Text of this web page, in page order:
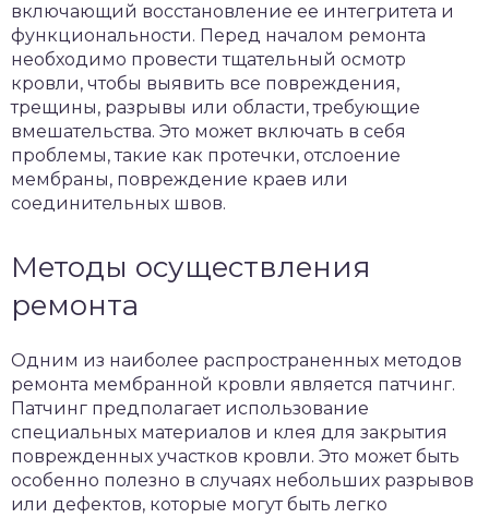
включающий восстановление ее интегритета и
функциональности. Перед началом ремонта
необходимо провести тщательный осмотр
кровли, чтобы выявить все повреждения,
трещины, разрывы или области, требующие
вмешательства. Это может включать в себя
проблемы, такие как протечки, отслоение
мембраны, повреждение краев или
соединительных швов.
Методы осуществления
ремонта
Одним из наиболее распространенных методов
ремонта мембранной кровли является патчинг.
Патчинг предполагает использование
специальных материалов и клея для закрытия
поврежденных участков кровли. Это может быть
особенно полезно в случаях небольших разрывов
или дефектов, которые могут быть легко